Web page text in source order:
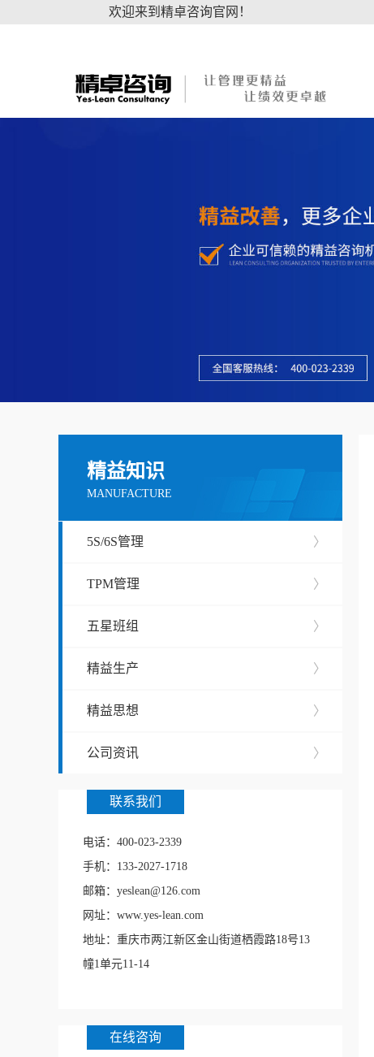
欢迎来到精卓咨询官网！
精益知识
MANUFACTURE
5S/6S管理 〉
TPM管理 〉
五星班组 〉
精益生产 〉
精益思想 〉
公司资讯 〉
联系我们
电话：400-023-2339
手机：133-2027-1718
邮箱：yeslean@126.com
网址：www.yes-lean.com
地址：重庆市两江新区金山街道栖霞路18号13
幢1单元11-14
在线咨询